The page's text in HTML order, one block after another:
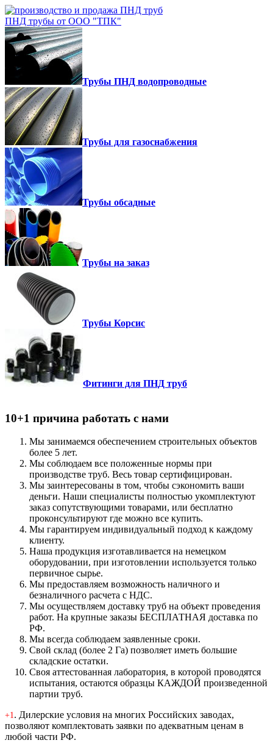
ПНД трубы от ООО "ТПК"
Трубы ПНД водопроводные
Трубы для газоснабжения
Трубы обсадные
Трубы на заказ
Трубы Корсис
Фитинги для ПНД труб
10+1 причина работать с нами
Мы занимаемся обеспечением строительных объектов
более 5 лет.
Мы соблюдаем все положенные нормы при
производстве труб. Весь товар сертифицирован.
Мы заинтересованы в том, чтобы сэкономить ваши
деньги. Наши специалисты полностью укомплектуют
заказ сопутствующими товарами, или бесплатно
проконсультируют где можно все купить.
Мы гарантируем индивидуальный подход к каждому
клиенту.
Наша продукция изготавливается на немецком
оборудовании, при изготовлении используется только
первичное сырье.
Мы предоставляем возможность наличного и
безналичного расчета с НДС.
Мы осуществляем доставку труб на объект проведения
работ. На крупные заказы БЕСПЛАТНАЯ доставка по
РФ.
Мы всегда соблюдаем заявленные сроки.
Свой склад (более 2 Га) позволяет иметь большие
складские остатки.
Своя аттестованная лаборатория, в которой проводятся
испытания, остаются образцы КАЖДОЙ произведенной
партии труб.
+1. Дилерские условия на многих Российских заводах,
позволяют комплектовать заявки по адекватным ценам в
любой части РФ.